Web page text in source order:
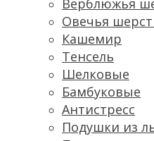
Овечья
Кашемир
Тенсель
Шелковые
Бамбуковые
Антистресс
Подушки из